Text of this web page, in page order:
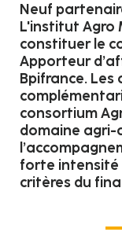
Neuf
L'institut Agro
constituer le
Apporteur
Bpifrance.
consortium
domaine agri-
forte intensité
critères du